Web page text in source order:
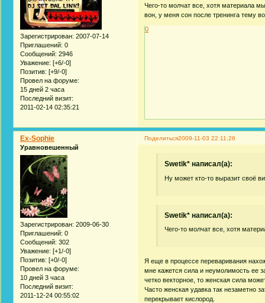
Зарегистрирован: 2007-07-14
Приглашений: 0
Сообщений: 2946
Уважение: [+6/-0]
Позитив: [+9/-0]
Провел на форуме:
15 дней 2 часа
Последний визит:
2011-02-14 02:35:21
Чего-то молчат все, хотя материала
вон, у меня сон после тренинга тему
0
Поделиться2009-11-03 22:11:26
Ex-Sophie
Уравновешенный
Зарегистрирован: 2009-06-30
Приглашений: 0
Сообщений: 302
Уважение: [+1/-0]
Позитив: [+0/-0]
Провел на форуме:
10 дней 3 часа
Последний визит:
2011-12-24 00:55:02
Swetik* написал(а):
Ну может кто-то выразит своё
Swetik* написал(а):
Чего-то молчат все, хотя
Я еще в процессе переваривания
мне кажется сила и неумолимость ее
четко векторное, то женская сила
Часто женская удавка так незаметно
перекрывает кислород.